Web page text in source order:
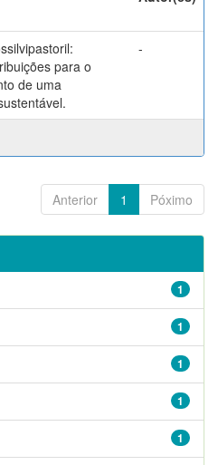
para o
de uma
-
Anterior 1 Póximo
1
1
1
1
1